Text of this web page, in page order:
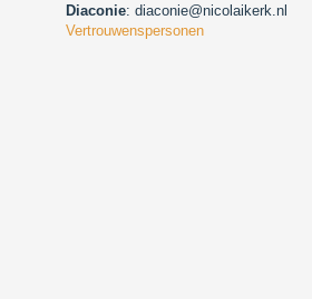
Diaconie: diaconie@nicolaikerk.nl
Vertrouwenspersonen